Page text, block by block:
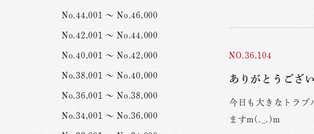
NO.36,104
ありがとうござ
今日も大きなトラブ
ますm(._.)m
No.44,001 ～ No.46,000
No.42,001 ～ No.44,000
No.40,001 ～ No.42,000
No.38,001 ～ No.40,000
No.36,001 ～ No.38,000
No.34,001 ～ No.36,000